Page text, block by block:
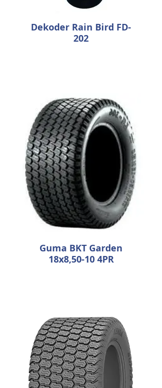
Dekoder Rain Bird FD-
202
Guma BKT Garden
18x8,50-10 4PR